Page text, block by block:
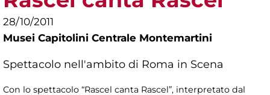
28/10/2011
Musei Capitolini Centrale Montemartini
Spettacolo nell'ambito di Roma in Scena
Con lo spettacolo “Rascel canta Rascel”, interpretato dal